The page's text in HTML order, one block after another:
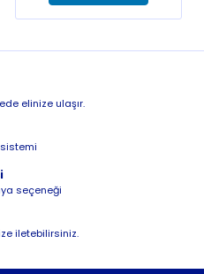
elinize ulaşır.
seçeneği
iletebilirsiniz.